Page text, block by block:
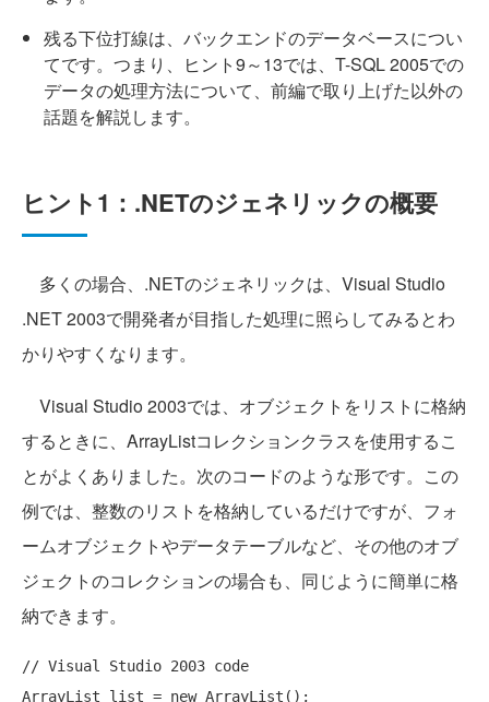
残る下位打線は、バックエンドのデータベースについ
てです。つまり、ヒント9～13では、T-SQL 2005での
データの処理方法について、前編で取り上げた以外の
話題を解説します。
ヒント1：.NETのジェネリックの概要
多くの場合、.NETのジェネリックは、Visual Studio
.NET 2003で開発者が目指した処理に照らしてみるとわ
かりやすくなります。
Visual Studio 2003では、オブジェクトをリストに格納
するときに、ArrayListコレクションクラスを使用するこ
とがよくありました。次のコードのような形です。この
例では、整数のリストを格納しているだけですが、フォ
ームオブジェクトやデータテーブルなど、その他のオブ
ジェクトのコレクションの場合も、同じように簡単に格
納できます。
// Visual Studio 2003 code
ArrayList list = new